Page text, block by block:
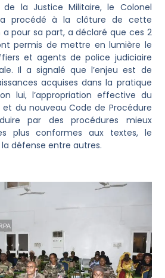
la Justice Militaire, le Colonel
a procédé à la clôture de cette
pour sa part, a déclaré que ces 2
permis de mettre en lumière le
et agents de police judiciaire
Il a signalé que l’enjeu est de
acquises dans la pratique
lui, l’appropriation effective du
du nouveau Code de Procédure
par des procédures mieux
plus conformes aux textes, le
défense entre autres.